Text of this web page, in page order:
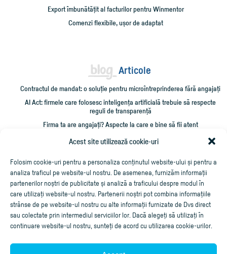
Acest site utilizează cookie-uri
Folosim cookie-uri pentru a personaliza conținutul website-ului și pentru a
analiza traficul pe website-ul nostru. De asemenea, furnizăm informații
partenerilor noștri de publicitate și analiză a traficului despre modul în
care utilizați website-ul nostru. Partenerii noștri pot combina informațiile
strânse de pe website-ul nostru cu alte informații furnizate de Dvs direct
sau colectate prin intermediul serviciilor lor. Dacă alegeți să utilizați în
continuare website-ul nostru, sunteți de acord cu utilizarea cookie-urilor.
Export îmbunătățit al facturilor pentru Winmentor
Comenzi flexibile, ușor de adaptat
Articole
Contractul de mandat: o soluție pentru microîntreprinderea fără angajați
AI Act: firmele care folosesc inteligența artificială trebuie să respecte
reguli de transparență
Firma ta are angajați? Aspecte la care e bine să fii atent
Administrarea unei firme mici: 10 verificări care îți pot salva timp și bani